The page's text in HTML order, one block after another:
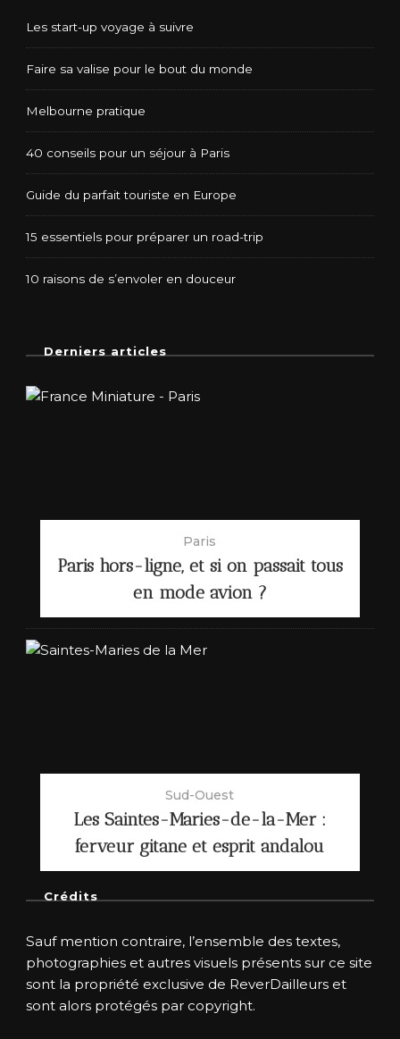
Les start-up voyage à suivre
Faire sa valise pour le bout du monde
Melbourne pratique
40 conseils pour un séjour à Paris
Guide du parfait touriste en Europe
15 essentiels pour préparer un road-trip
10 raisons de s’envoler en douceur
Derniers articles
Paris
Paris hors-ligne, et si on passait tous
en mode avion ?
Sud-Ouest
Les Saintes-Maries-de-la-Mer :
ferveur gitane et esprit andalou
Crédits
Sauf mention contraire, l’ensemble des textes,
photographies et autres visuels présents sur ce site
sont la propriété exclusive de ReverDailleurs et
sont alors protégés par copyright.